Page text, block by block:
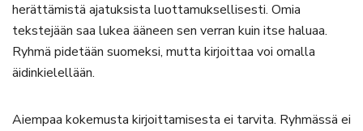
herättämistä ajatuksista luottamuksellisesti. Omia
tekstejään saa lukea ääneen sen verran kuin itse haluaa.
Ryhmä pidetään suomeksi, mutta kirjoittaa voi omalla
äidinkielellään.
Aiempaa kokemusta kirjoittamisesta ei tarvita. Ryhmässä ei